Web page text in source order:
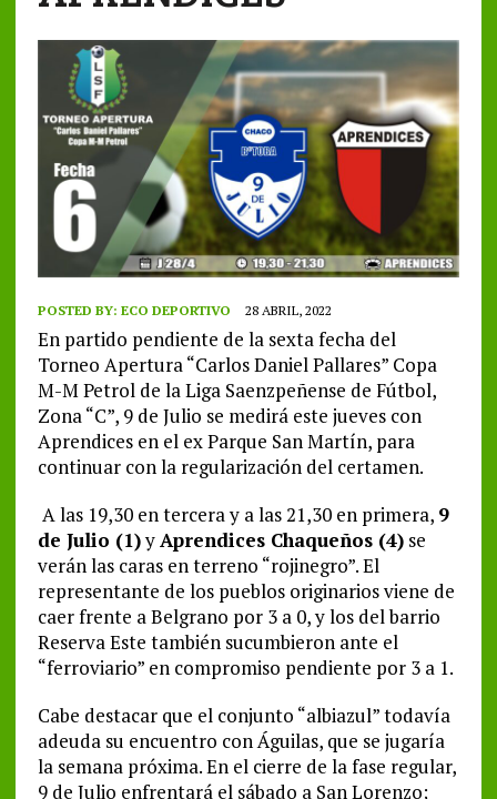
POSTED BY: ECO DEPORTIVO 28 ABRIL, 2022
En partido pendiente de la sexta fecha del
Torneo Apertura “Carlos Daniel Pallares” Copa
M-M Petrol de la Liga Saenzpeñense de Fútbol,
Zona “C”, 9 de Julio se medirá este jueves con
Aprendices en el ex Parque San Martín, para
continuar con la regularización del certamen.
A las 19,30 en tercera y a las 21,30 en primera, 9
de Julio (1)yAprendices Chaqueños (4)se
verán las caras en terreno “rojinegro”. El
representante de los pueblos originarios viene de
caer frente a Belgrano por 3 a 0, y los del barrio
Reserva Este también sucumbieron ante el
“ferroviario” en compromiso pendiente por 3 a 1.
Cabe destacar que el conjunto “albiazul” todavía
adeuda su encuentro con Águilas, que se jugaría
la semana próxima. En el cierre de la fase regular,
9 de Julio enfrentará el sábado a San Lorenzo;